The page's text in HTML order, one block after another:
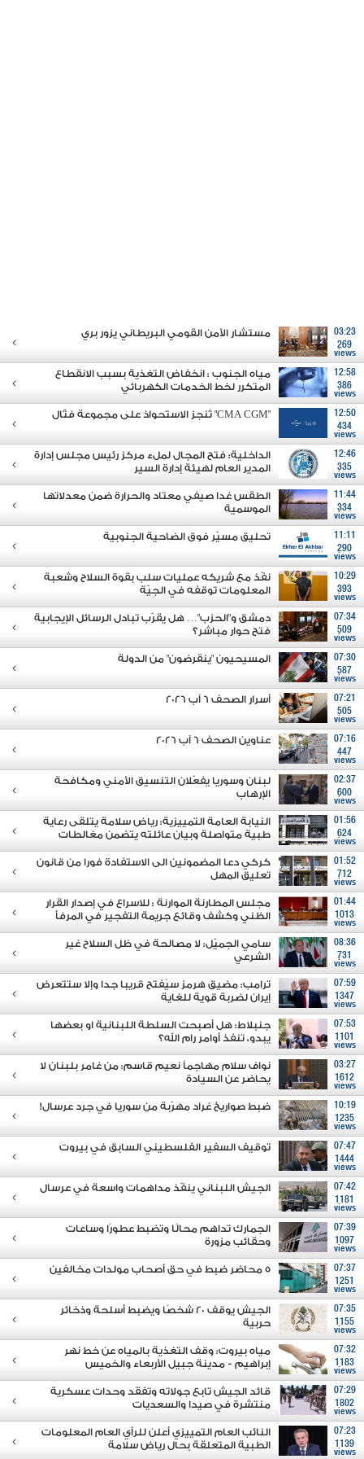
03:23
269
views
مستشار الأمن القومي البريطاني يزور بري
12:58
386
views
مياه الجنوب : انخفاض التغذية بسبب الانقطاع
المتكرر لخط الخدمات الكهربائي
12:50
434
views
"CMA CGM" تُنجز الاستحواذ على مجموعة فتّال
12:46
335
views
الداخلية: فتح المجال لملء مركز رئيس مجلس إدارة
المدير العام لهيئة إدارة السير
11:44
334
views
الطقس غدا صيفي معتاد والحرارة ضمن معدلاتها
الموسمية
11:11
290
views
تحليق مسيّر فوق الضاحية الجنوبية
10:29
393
views
نفّذ مع شريكه عمليات سلب بقوة السلاح وشعبة
المعلومات توقفه في الجِيّة
07:34
509
views
دمشق و"الحزب"… هل يقرّب تبادل الرسائل الإيجابية
فتح حوار مباشر؟
07:30
587
views
المسيحيون "ينقرضون" من الدولة
07:21
505
views
أسرار الصحف 6 آب 2026
07:16
447
views
عناوين الصحف 6 آب 2026
02:37
600
views
لبنان وسوريا يفعّلان التنسيق الأمني ومكافحة
الإرهاب
01:56
624
views
النيابة العامة التمييزية: رياض سلامة يتلقى رعاية
طبية متواصلة وبيان عائلته يتضمن مغالطات
01:52
712
views
كركي دعا المضمونين الى الاستفادة فورا من قانون
تعليق المهل
01:44
1013
views
مجلس المطارنة الموارنة : للاسراع في إصدار القرار
الظني وكشف وقائع جريمة التفجير في المرفأ
08:36
731
views
سامي الجميّل: لا مصالحة في ظل السلاح غير
الشرعي
07:59
1347
views
ترامب: مضيق هرمز سيُفتح قريبا جدا وإلا ستتعرض
إيران لضربة قوية للغاية
07:53
1101
views
جنبلاط: هل أصبحت السلطة اللبنانية او بعضها
يبدو، تنفذ أوامر رام الله؟
03:27
1612
views
نواف سلام مهاجماً نعيم قاسم: من غامر بلبنان لا
يحاضر عن السيادة
10:19
1235
views
ضبط صواريخ غراد مهرّبة من سوريا في جرد عرسال!
07:47
1444
views
توقيف السفير الفلسطيني السابق في بيروت
07:42
1181
views
الجيش اللبناني ينفّذ مداهمات واسعة في عرسال
07:39
1097
views
الجمارك تداهم محالًا وتضبط عطورًا وساعات
وحقائب مزورة
07:37
1251
views
5 محاضر ضبط في حق أصحاب مولدات مخالفين
07:35
1155
views
الجيش يوقف 20 شخصًا ويضبط أسلحة وذخائر
حربية
07:32
1183
views
مياه بيروت: وقف التغذية بالمياه عن خط نهر
إبراهيم - مدينة جبيل الأربعاء والخميس
07:29
1802
views
قائد الجيش تابع جولاته وتفقَد وحدات عسكرية
منتشرة في صيدا والسعديات
07:23
1139
views
النائب العام التمييزي أعلن للرأي العام المعلومات
الطبية المتعلقة بحال رياض سلامة